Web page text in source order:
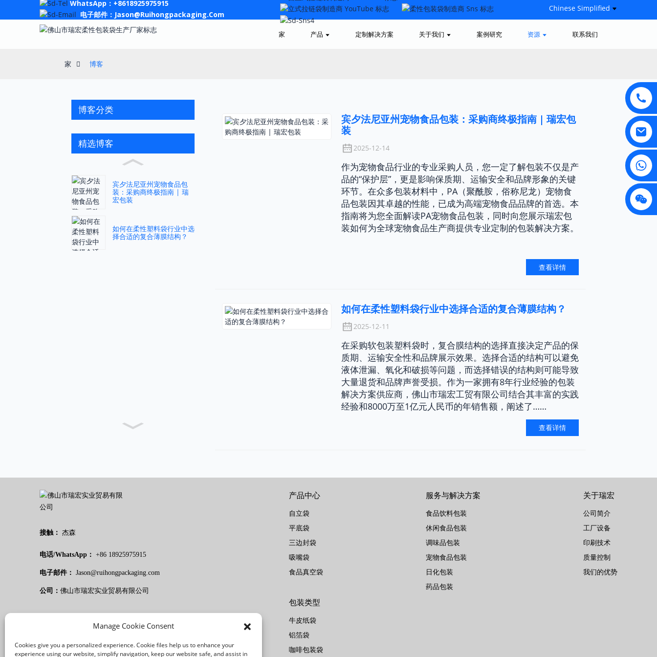
WhatsApp：+8618925975915
电子邮件：Jason@ruihongpackaging.com
Chinese Simplified
家 产品 定制解决方案 关于我们 案例研究 资源 联系我们
家 博客
博客分类
精选博客
宾夕法尼亚州宠物食品包
装：采购商终极指南 | 瑞
宏包装
如何在柔性塑料袋行业中选
择合适的复合薄膜结构？
宾夕法尼亚州宠物食品包装：采购商终极指南 | 瑞宏包
装
2025-12-14
作为宠物食品行业的专业采购人员，您一定了解包装不仅是产
品的“保护层”，更是影响保质期、运输安全和品牌形象的关键
环节。在众多包装材料中，PA（聚酰胺，俗称尼龙）宠物食
品包装因其卓越的性能，已成为高端宠物食品品牌的首选。本
指南将为您全面解读PA宠物食品包装，同时向您展示瑞宏包
装如何为全球宠物食品生产商提供专业定制的包装解决方案。
查看详情
如何在柔性塑料袋行业中选择合适的复合薄膜结构？
2025-12-11
在采购软包装塑料袋时，复合膜结构的选择直接决定产品的保
质期、运输安全性和品牌展示效果。选择合适的结构可以避免
液体泄漏、氧化和破损等问题，而选择错误的结构则可能导致
大量退货和品牌声誉受损。作为一家拥有8年行业经验的包装
解决方案供应商，佛山市瑞宏工贸有限公司结合其丰富的实践
经验和8000万至1亿元人民币的年销售额，阐述了……
查看详情
接触： 杰森
电话/WhatsApp： +86 18925975915
电子邮件： Jason@ruihongpackaging.com
公司： 佛山市瑞宏实业贸易有限公司
产品中心
自立袋
平底袋
三边封袋
吸嘴袋
食品真空袋
包装类型
牛皮纸袋
铝箔袋
咖啡包装袋
服务与解决方案
食品饮料包装
休闲食品包装
调味品包装
宠物食品包装
日化包装
药品包装
关于瑞宏
公司简介
工厂设备
印刷技术
质量控制
我们的优势
Manage Cookie Consent
Cookies give you a personalized experience. Cookie files help us to enhance your
experience using our website, simplify navigation, keep our website safe, and assist in